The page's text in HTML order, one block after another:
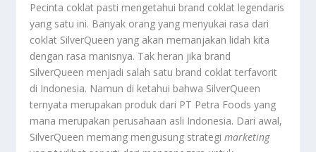
Pecinta coklat pasti mengetahui brand coklat legendaris
yang satu ini. Banyak orang yang menyukai rasa dari
coklat SilverQueen yang akan memanjakan lidah kita
dengan rasa manisnya. Tak heran jika brand
SilverQueen menjadi salah satu brand coklat terfavorit
di Indonesia. Namun di ketahui bahwa SilverQueen
ternyata merupakan produk dari PT Petra Foods yang
mana merupakan perusahaan asli Indonesia. Dari awal,
SilverQueen memang mengusung strategimarketing